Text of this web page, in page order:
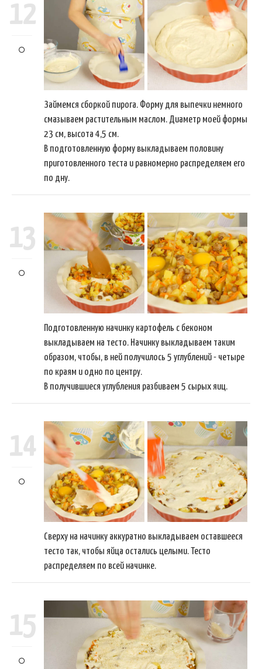
12
Займемся сборкой пирога. Форму для выпечки немного
смазываем растительным маслом. Диаметр моей формы
23 см, высота 4,5 см.
В подготовленную форму выкладываем половину
приготовленного теста и равномерно распределяем его
по дну.
13
Подготовленную начинку картофель с беконом
выкладываем на тесто. Начинку выкладываем таким
образом, чтобы, в ней получилось 5 углублений - четыре
по краям и одно по центру.
В получившиеся углубления разбиваем 5 сырых яиц.
14
Сверху на начинку аккуратно выкладываем оставшееся
тесто так, чтобы яйца остались целыми. Тесто
распределяем по всей начинке.
15